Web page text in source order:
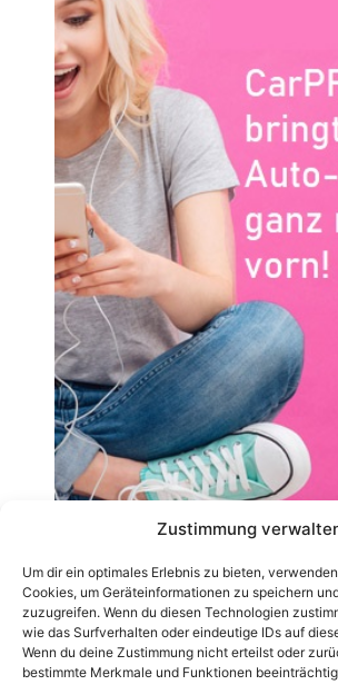
Zustimmung
Um dir ein optimales Erlebnis zu bieten,
Cookies, um Geräteinformationen zu speichern
zuzugreifen. Wenn du diesen Technologien
wie das Surfverhalten oder eindeutige IDs auf
Wenn du deine Zustimmung nicht erteilst oder
bestimmte Merkmale und Funktionen